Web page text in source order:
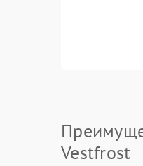
Vestfrost